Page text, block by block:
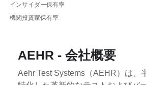
インサイダー保有率
機関投資家保有率
AEHR - 会社概要
Aehr Test Systems（AEHR）は、